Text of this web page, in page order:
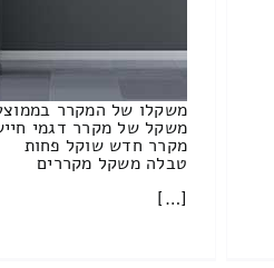
משקלו של המקרר
משקל של מקרר דגמי
מקרר חדש שוקל פחות
טבלה משקל מקררים
[…]